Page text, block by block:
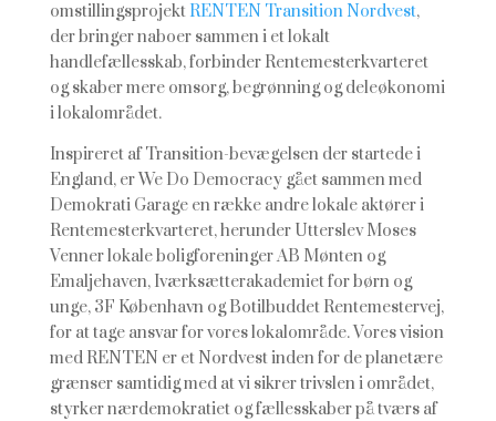
omstillingsprojektRENTEN Transition Nordvest,
der bringer naboer sammen i et lokalt
handlefællesskab, forbinder Rentemesterkvarteret
og skaber mere omsorg, begrønning og deleøkonomi
i lokalområdet.
Inspireret af Transition-bevægelsen der startede i
England, er We Do Democracy gået sammen med
Demokrati Garage en række andre lokale aktører i
Rentemesterkvarteret, herunder Utterslev Moses
Venner lokale boligforeninger AB Mønten og
Emaljehaven, Iværksætterakademiet for børn og
unge, 3F København og Botilbuddet Rentemestervej,
for at tage ansvar for vores lokalområde. Vores vision
med RENTEN er et Nordvest inden for de planetære
grænser samtidig med at vi sikrer trivslen i området,
styrker nærdemokratiet og fællesskaber på tværs af